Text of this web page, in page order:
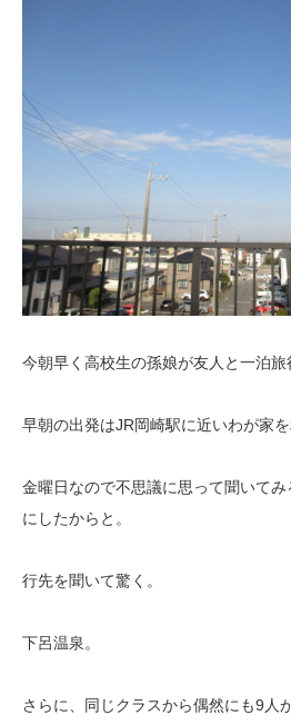
今朝早く高校生の孫娘が友人と一泊旅
早朝の出発はJR岡崎駅に近いわが家を
金曜日なので不思議に思って聞いて
にしたからと。
行先を聞いて驚く。
下呂温泉。
さらに、同じクラスから偶然にも9人